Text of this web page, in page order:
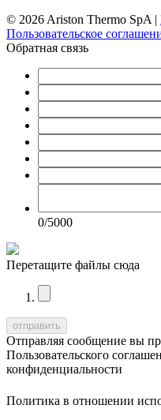
© 2026 Ariston Thermo SpA |
Пользовательское
Обратная связь
0/5000
Перетащите файлы сюда
Отправляя сообщение вы
Пользовательского
конфиденциальности
Политика в отношении